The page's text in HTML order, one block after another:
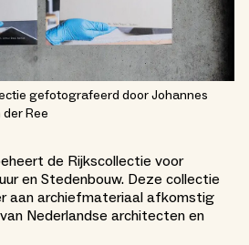
gefotografeerd door Johannes
Ree
de Rijkscollectie voor
en Stedenbouw. Deze collectie
aan archiefmateriaal afkomstig
Nederlandse architecten en